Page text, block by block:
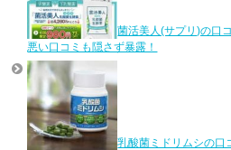
菌活美人(サプリ)の口
悪い口コミも隠さず暴露！
乳酸菌ミドリムシの口